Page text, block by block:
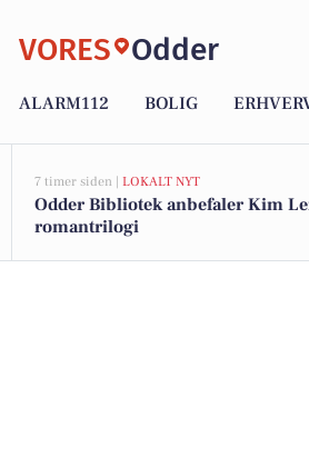
VORES Odder
ALARM112 BOLIG
7 timer siden | LOKALT NYT
Odder Bibliotek anbefaler Kim
romantrilogi